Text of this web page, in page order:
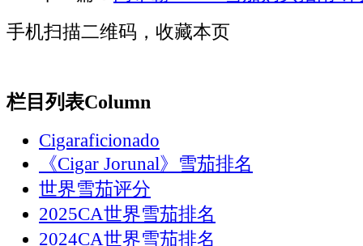
手机扫描二维码，收藏本页
栏目列表Column
Cigaraficionado
《Cigar Jorunal》雪茄排名
世界雪茄评分
2025CA世界雪茄排名
2024CA世界雪茄排名